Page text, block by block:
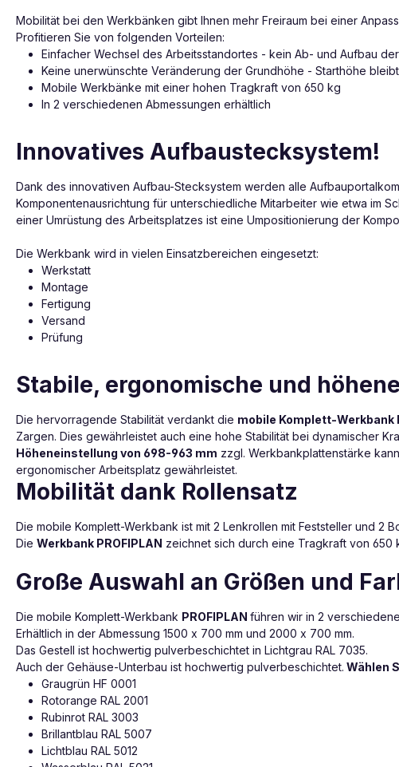
Mobilität bei den Werkbänken gibt Ihnen mehr Freiraum bei einer
Profitieren Sie von folgenden Vorteilen:
Einfacher Wechsel des Arbeitsstandortes - kein Ab- und Aufbau
Keine unerwünschte Veränderung der Grundhöhe - Starthöhe
Mobile Werkbänke mit einer hohen Tragkraft von 650 kg
In 2 verschiedenen Abmessungen erhältlich
Innovatives Aufbaustecksystem!
Dank des innovativen Aufbau-Stecksystem werden alle
Komponentenausrichtung für unterschiedliche Mitarbeiter wie etwa im
einer Umrüstung des Arbeitsplatzes ist eine Umpositionierung der
Die Werkbank wird in vielen Einsatzbereichen eingesetzt:
Werkstatt
Montage
Fertigung
Versand
Prüfung
Stabile, ergonomische und
Die hervorragende Stabilität verdankt die mobile Komplett-Werkbank
Zargen. Dies gewährleistet auch eine hohe Stabilität bei dynamischer
Höheneinstellung von 698-963 mm zzgl. Werkbankplattenstärke
ergonomischer Arbeitsplatz gewährleistet.
Mobilität dank Rollensatz
Die mobile Komplett-Werkbank ist mit 2 Lenkrollen mit Feststeller und 2
Die Werkbank PROFIPLAN zeichnet sich durch eine Tragkraft von 650
Große Auswahl an Größen und
Die mobile Komplett-Werkbank PROFIPLAN führen wir in 2
Erhältlich in der Abmessung 1500 x 700 mm und 2000 x 700 mm.
Das Gestell ist hochwertig pulverbeschichtet in Lichtgrau RAL 7035.
Auch der Gehäuse-Unterbau ist hochwertig pulverbeschichtet. Wählen
Graugrün HF 0001
Rotorange RAL 2001
Rubinrot RAL 3003
Brillantblau RAL 5007
Lichtblau RAL 5012